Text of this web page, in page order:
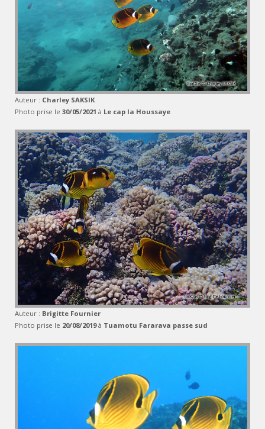
Auteur : Charley SAKSIK
Photo prise le 30/05/2021 à Le cap la Houssaye
Auteur : Brigitte Fournier
Photo prise le 20/08/2019à Tuamotu Fararava passe sud